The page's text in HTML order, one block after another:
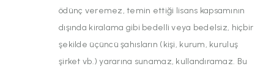
ödünç veremez, temin ettiği lisans kapsamının
dışında kiralama gibi bedelli veya bedelsiz, hiçbir
şekilde üçüncü şahısların (kişi, kurum, kuruluş
şirket vb.) yararına sunamaz, kullandıramaz. Bu